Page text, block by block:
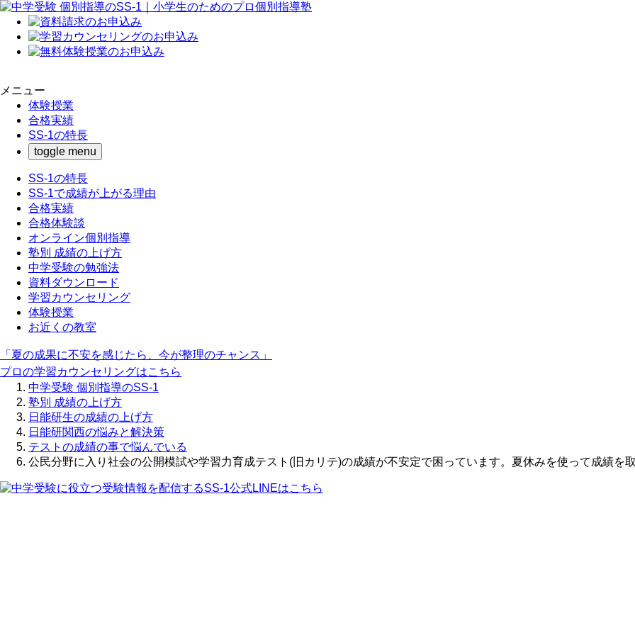
メニュー
体験授業
合格実績
SS-1の特長
toggle menu
SS-1の特長
SS-1で成績が上がる理由
合格実績
合格体験談
オンライン個別指導
塾別 成績の上げ方
中学受験の勉強法
資料ダウンロード
学習カウンセリング
体験授業
お近くの教室
「夏の成果に不安を感じたら、今が整理のチャンス」
プロの学習カウンセリングはこちら
中学受験 個別指導のSS-1
塾別 成績の上げ方
日能研生の成績の上げ方
日能研関西の悩みと解決策
テストの成績の事で悩んでいる
公民分野に入り社会の公開模試や学習力育成テスト(旧カリテ)の成績が不安定で困っています。夏休みを使って成績を